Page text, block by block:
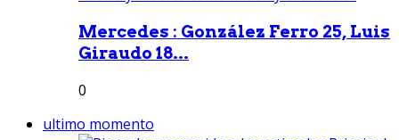
Mercedes : González Ferro 25, Luis
Giraudo 18...
0
ultimo momento